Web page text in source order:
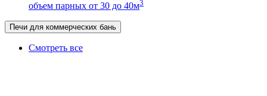
объем парных от 30 до 40м3
Печи для коммерческих бань
Смотреть все